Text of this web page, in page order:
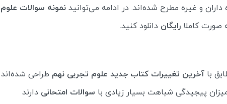
و غیره مطرح شده‌اند. در ادامه می‌توانید نمونه سوالات علوم
صورت کاملا رایگان دانلود کنید.
آخرین تغییرات کتاب جدید علوم تجربی نهم طراحی شده‌اند
پیجیدگی شباهت بسیار زیادی با سوالات امتحانی دارند